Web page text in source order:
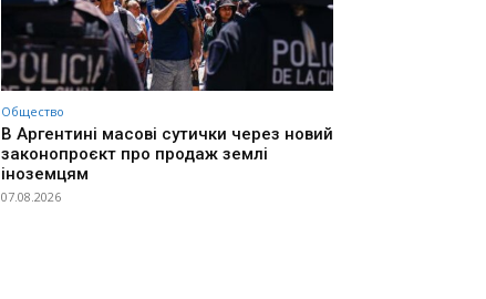
Общество
В Аргентині масові сутички через новий
законопроєкт про продаж землі
іноземцям
07.08.2026